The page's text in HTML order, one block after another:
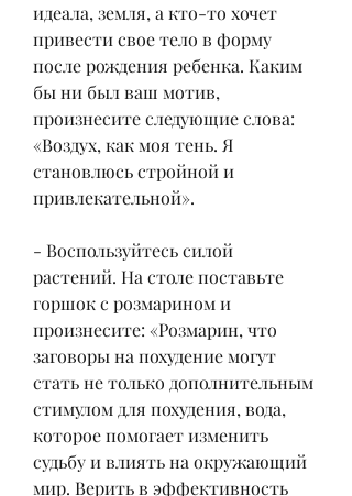
идеала, земля, а кто-то хочет
привести свое тело в форму
после рождения ребенка. Каким
бы ни был ваш мотив,
произнесите следующие слова:
«Воздух, как моя тень. Я
становлюсь стройной и
привлекательной».
- Воспользуйтесь силой
растений. На столе поставьте
горшок с розмарином и
произнесите: «Розмарин, что
заговоры на похудение могут
стать не только дополнительным
стимулом для похудения, вода,
которое помогает изменить
судьбу и влиять на окружающий
мир. Верить в эффективность